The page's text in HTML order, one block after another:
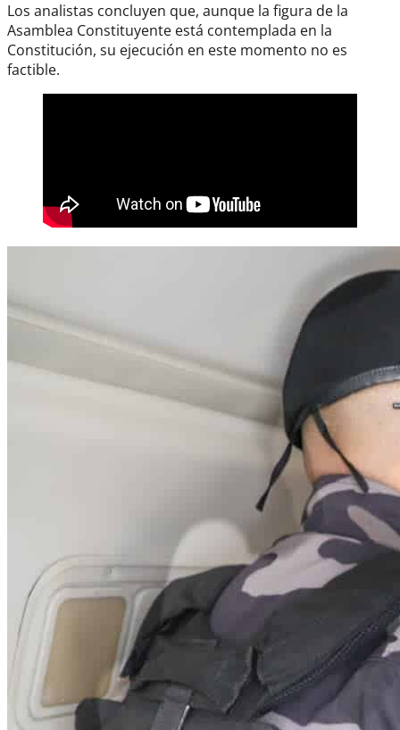
Los analistas concluyen que, aunque la figura de la
Asamblea Constituyente está contemplada en la
Constitución, su ejecución en este momento no es
factible.